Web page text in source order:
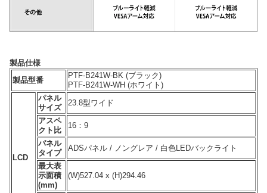
製品仕様
製品型番
PTF-B241W-BK (ブラック)
PTF-B241W-WH (ホワイト)
LCD
パネル
サイズ
23.8型ワイド
アスペ
クト比
16：9
パネル
タイプ
ADSパネル / ノングレア / 白色LEDバックライト
最大表
示面積
(mm)
(W)527.04 x (H)294.46